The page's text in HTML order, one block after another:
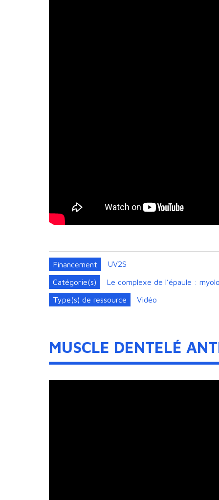
Financement UV2S
Catégorie(s) Le complexe de l’épaule :
Type(s) de ressource Vidéo
MUSCLE DENTELÉ